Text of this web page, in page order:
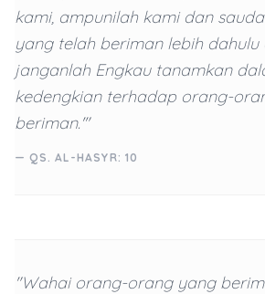
kami, ampunilah kami dan
yang telah beriman lebih dahulu
janganlah Engkau tanamkan
kedengkian terhadap orang-
beriman.'"
— QS. AL-HASYR: 10
"Wahai orang-orang yang